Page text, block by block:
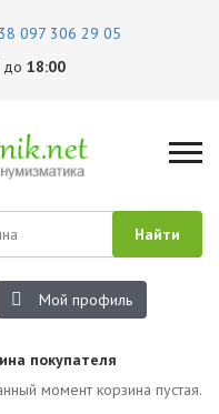
097 306 29 05
до 18:00
Мой профиль
покупателя
момент корзина пустая.